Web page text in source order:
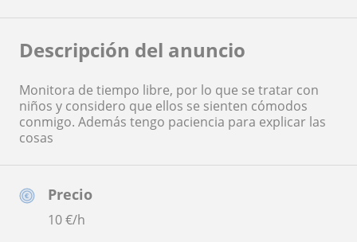
Precio
10€/h
Descripción del anuncio
Monitora de tiempo libre, por lo que se tratar con
niños y considero que ellos se sienten cómodos
conmigo. Además tengo paciencia para explicar las
cosas